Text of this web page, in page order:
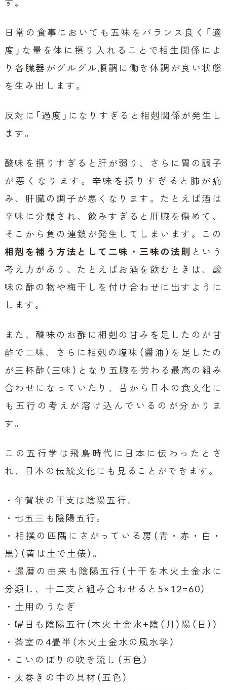
す。
日常の食事においても五味をバランス良く「適
度」な量を体に摂り入れることで相生関係によ
り各臓器がグルグル順調に働き体調が良い状態
を生み出します。
反対に「過度」になりすぎると相剋関係が発生し
ます。
酸味を摂りすぎると肝が弱り、さらに胃の調子
が悪くなります。辛味を摂りすぎると肺が痛
み、肝臓の調子が悪くなります。たとえば酒は
辛味に分類され、飲みすぎると肝臓を傷めて、
そこから負の連鎖が発生してしまいます。この
相剋を補う方法として二味・三味の法則 という
考え方があり、たとえばお酒を飲むときは、酸
味の酢の物や梅干しを付け合わせに出すように
します。
また、酸味のお酢に相剋の甘みを足したのが甘
酢で二味、さらに相剋の塩味（醤油）を足したの
が三杯酢（三味）となり五臓を労わる最高の組み
合わせになっていたり、昔から日本の食文化に
も五行の考えが溶け込んでいるのが分かりま
す。
この五行学は飛鳥時代に日本に伝わったとさ
れ、日本の伝統文化にも見ることができます。
・年賀状の干支は陰陽五行。
・七五三も陰陽五行。
・相撲の四隅にさがっている房（青・赤・白・
黒）（黄は土で土俵）。
・還暦の由来も陰陽五行（十干を木火土金水に
分類し、十二支と組み合わせると5×12=60）
・土用のうなぎ
・曜日も陰陽五行（木火土金水+陰（月）陽（日））
・茶室の4畳半（木火土金水の風水学）
・こいのぼりの吹き流し（五色）
・太巻きの中の具材（五色）